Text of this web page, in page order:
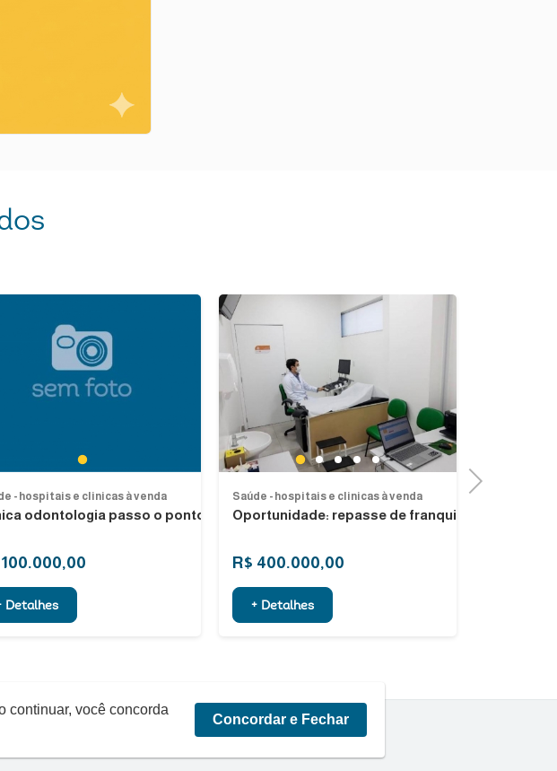
1
- hospitais e clinicas à venda
odontologia passo o ponto
100.000,00
Detalhes
1 2 3 4 5
Saúde - hospitais e clinicas à venda
Oportunidade: repasse de franquia
R$ 400.000,00
+ Detalhes
Next
continuar, você concorda
Concordar e Fechar